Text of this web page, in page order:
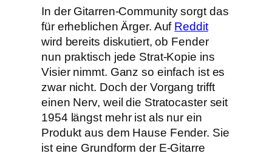
In der Gitarren-Community sorgt das
für erheblichen Ärger. Auf Reddit
wird bereits diskutiert, ob Fender
nun praktisch jede Strat-Kopie ins
Visier nimmt. Ganz so einfach ist es
zwar nicht. Doch der Vorgang trifft
einen Nerv, weil die Stratocaster seit
1954 längst mehr ist als nur ein
Produkt aus dem Hause Fender. Sie
ist eine Grundform der E-Gitarre